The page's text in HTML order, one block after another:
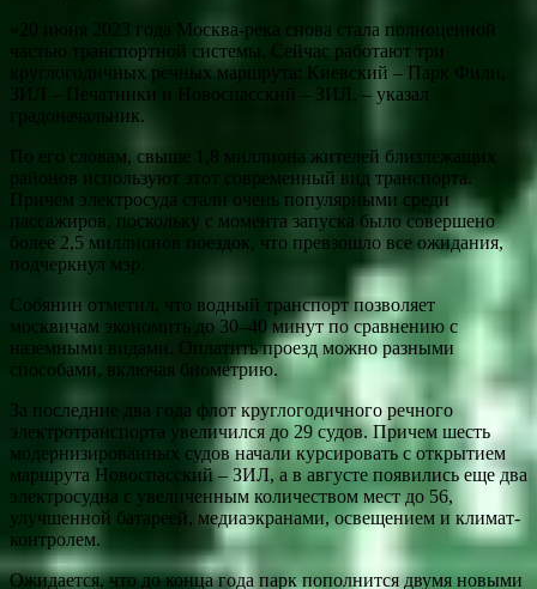
«20 июня 2023 года Москва-река снова стала полноценной
частью транспортной системы. Сейчас работают три
круглогодичных речных маршрута: Киевский – Парк Фили,
ЗИЛ – Печатники и Новоспасский – ЗИЛ, – указал
градоначальник.
По его словам, свыше 1,8 миллиона жителей близлежащих
районов используют этот современный вид транспорта.
Причем электросуда стали очень популярными среди
пассажиров, поскольку с момента запуска было совершено
более 2,5 миллионов поездок, что превзошло все ожидания,
подчеркнул мэр.
Собянин отметил, что водный транспорт позволяет
москвичам экономить до 30–40 минут по сравнению с
наземными видами. Оплатить проезд можно разными
способами, включая биометрию.
За последние два года флот круглогодичного речного
электротранспорта увеличился до 29 судов. Причем шесть
модернизированных судов начали курсировать с открытием
маршрута Новоспасский – ЗИЛ, а в августе появились еще два
электросудна с увеличенным количеством мест до 56,
улучшенной батареей, медиаэкранами, освещением и климат-
контролем.
Ожидается, что до конца года парк пополнится двумя новыми